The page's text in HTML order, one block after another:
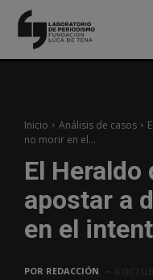
Inicio Análisis de casos
no morir en el...
El Heraldo
apostar a
en el
POR REDACCIÓN